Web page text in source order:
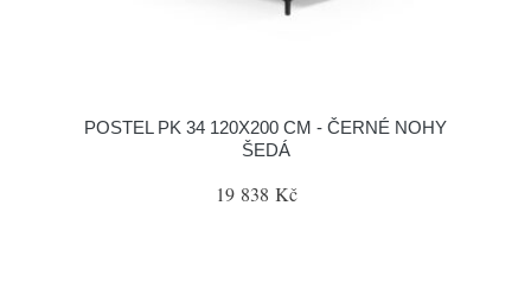
POSTEL PK 34 120X200 CM - ČERNÉ NOHY
ŠEDÁ
19 838 Kč